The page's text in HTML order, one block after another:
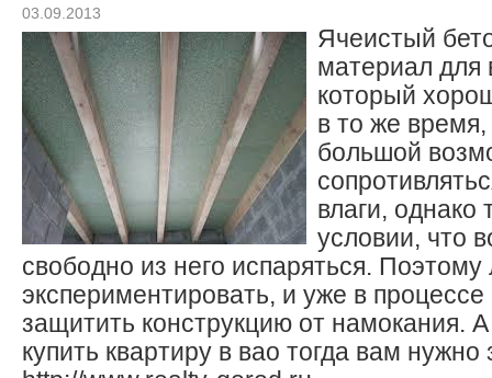
03.09.2013
Ячеистый
материал для
который
в то же время,
большой
влаги, однако
условии, что
свободно из него испаряться.
экспериментировать, и уже в процессе
защитить конструкцию от намокания.
купить квартиру в вао тогда вам